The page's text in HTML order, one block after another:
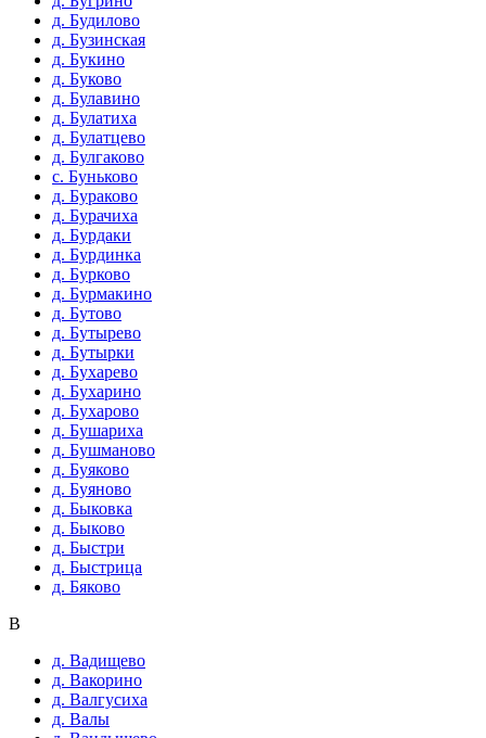
д. Будилово
д. Бузинская
д. Букино
д. Буково
д. Булавино
д. Булатиха
д. Булатцево
д. Булгаково
с. Буньково
д. Бураково
д. Бурачиха
д. Бурдаки
д. Бурдинка
д. Бурково
д. Бурмакино
д. Бутово
д. Бутырево
д. Бутырки
д. Бухарево
д. Бухарино
д. Бухарово
д. Бушариха
д. Бушманово
д. Буяково
д. Буяново
д. Быковка
д. Быково
д. Быстри
д. Быстрица
д. Бяково
В
д. Вадищево
д. Вакорино
д. Валгусиха
д. Валы